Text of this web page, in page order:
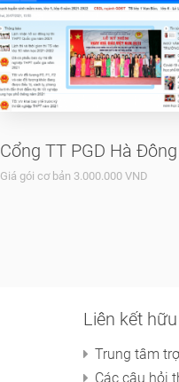
Cổng TT PGD Hà Đông
Giá gói cơ bản 3.000.000 VND
Liên kết
Trung tâm
Các câu hỏi